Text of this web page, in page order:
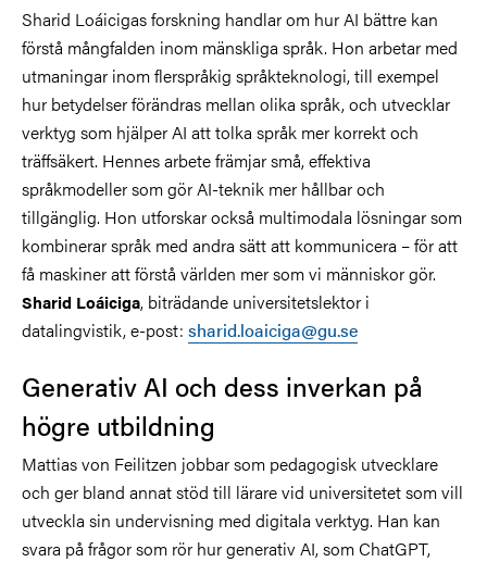
Sharid Loáicigas forskning handlar om hur AI bättre kan
förstå mångfalden inom mänskliga språk. Hon arbetar med
utmaningar inom flerspråkig språkteknologi, till exempel
hur betydelser förändras mellan olika språk, och utvecklar
verktyg som hjälper AI att tolka språk mer korrekt och
träffsäkert. Hennes arbete främjar små, effektiva
språkmodeller som gör AI-teknik mer hållbar och
tillgänglig. Hon utforskar också multimodala lösningar som
kombinerar språk med andra sätt att kommunicera – för att
få maskiner att förstå världen mer som vi människor gör.
Sharid Loáiciga, biträdande universitetslektor i
datalingvistik, e-post: sharid.loaiciga@gu.se
Generativ AI och dess inverkan på
högre utbildning
Mattias von Feilitzen jobbar som pedagogisk utvecklare
och ger bland annat stöd till lärare vid universitetet som vill
utveckla sin undervisning med digitala verktyg. Han kan
svara på frågor som rör hur generativ AI, som ChatGPT,